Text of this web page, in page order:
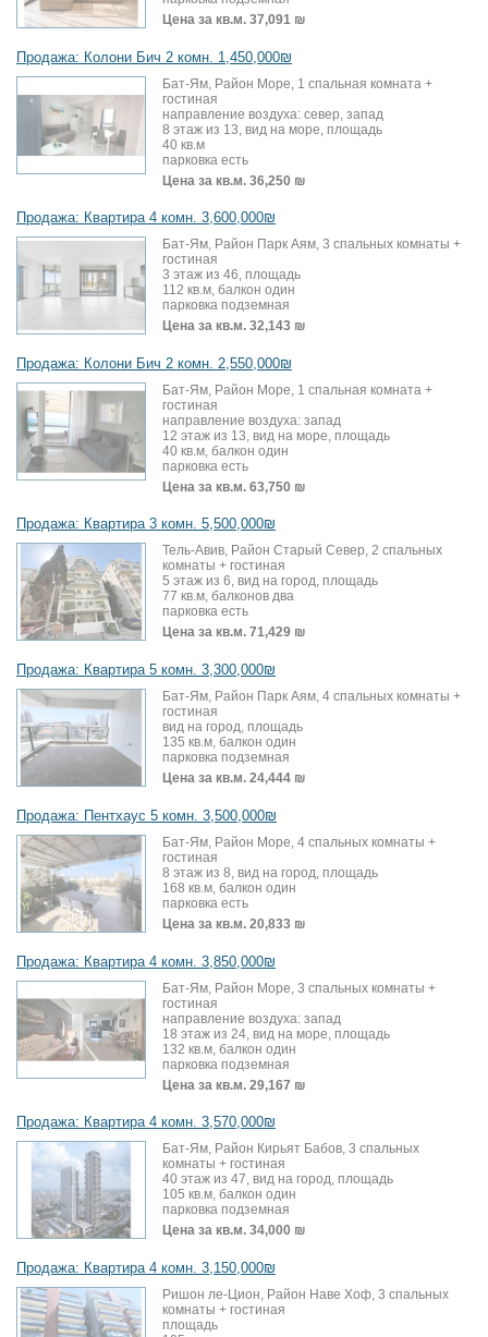
Цена за кв.м. 37,091 ₪
Продажа: Колони Бич 2 комн. 1,450,000₪
Бат-Ям, Район Море, 1 спальная комната +
гостиная
направление воздуха: север, запад
8 этаж из 13, вид на море, площадь
40 кв.м
парковка есть
Цена за кв.м. 36,250 ₪
Продажа: Квартира 4 комн. 3,600,000₪
Бат-Ям, Район Парк Аям, 3 спальных комнаты +
гостиная
3 этаж из 46, площадь
112 кв.м, балкон один
парковка подземная
Цена за кв.м. 32,143 ₪
Продажа: Колони Бич 2 комн. 2,550,000₪
Бат-Ям, Район Море, 1 спальная комната +
гостиная
направление воздуха: запад
12 этаж из 13, вид на море, площадь
40 кв.м, балкон один
парковка есть
Цена за кв.м. 63,750 ₪
Продажа: Квартира 3 комн. 5,500,000₪
Тель-Авив, Район Старый Север, 2 спальных
комнаты + гостиная
5 этаж из 6, вид на город, площадь
77 кв.м, балконов два
парковка есть
Цена за кв.м. 71,429 ₪
Продажа: Квартира 5 комн. 3,300,000₪
Бат-Ям, Район Парк Аям, 4 спальных комнаты +
гостиная
вид на город, площадь
135 кв.м, балкон один
парковка подземная
Цена за кв.м. 24,444 ₪
Продажа: Пентхаус 5 комн. 3,500,000₪
Бат-Ям, Район Море, 4 спальных комнаты +
гостиная
8 этаж из 8, вид на город, площадь
168 кв.м, балкон один
парковка есть
Цена за кв.м. 20,833 ₪
Продажа: Квартира 4 комн. 3,850,000₪
Бат-Ям, Район Море, 3 спальных комнаты +
гостиная
направление воздуха: запад
18 этаж из 24, вид на море, площадь
132 кв.м, балкон один
парковка подземная
Цена за кв.м. 29,167 ₪
Продажа: Квартира 4 комн. 3,570,000₪
Бат-Ям, Район Кирьят Бабов, 3 спальных
комнаты + гостиная
40 этаж из 47, вид на город, площадь
105 кв.м, балкон один
парковка подземная
Цена за кв.м. 34,000 ₪
Продажа: Квартира 4 комн. 3,150,000₪
Ришон ле-Цион, Район Наве Хоф, 3 спальных
комнаты + гостиная
площадь